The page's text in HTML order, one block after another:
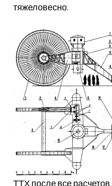
тяжеловесно.
ТТХ после все расчетов.